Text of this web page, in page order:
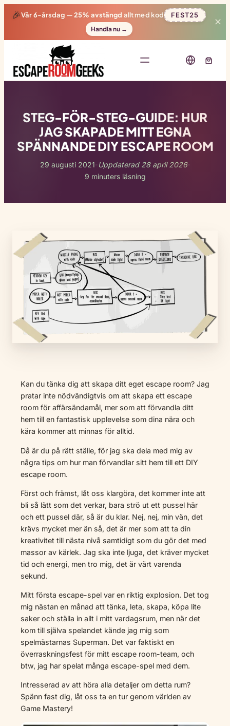
🎉Vår 6-årsdag —25% avstängd allt med kod FEST25
Handla nu →
✕
STEG-FÖR-STEG-GUIDE: HUR
JAG SKAPADE MITT EGNA
SPÄNNANDE DIY ESCAPE ROOM
29 augusti 2021- Uppdaterad 28 april 2026-
9 minuters läsning
Kan du tänka dig att skapa ditt eget escape room? Jag
pratar inte nödvändigtvis om att skapa ett escape
room för affärsändamål, mer som att förvandla ditt
hem till en fantastisk upplevelse som dina nära och
kära kommer att minnas för alltid.
Då är du på rätt ställe, för jag ska dela med mig av
några tips om hur man förvandlar sitt hem till ett DIY
escape room.
Först och främst, låt oss klargöra, det kommer inte att
bli så lätt som det verkar, bara strö ut ett pussel här
och ett pussel där, så är du klar. Nej, nej, min vän, det
krävs mycket mer än så, det är mer som att ta din
kreativitet till nästa nivå samtidigt som du gör det med
massor av kärlek. Jag ska inte ljuga, det kräver mycket
tid och energi, men tro mig, det är värt varenda
sekund.
Mitt första escape-spel var en riktig explosion. Det tog
mig nästan en månad att tänka, leta, skapa, köpa lite
saker och ställa in allt i mitt vardagsrum, men när det
kom till själva spelandet kände jag mig som
spelmästarnas Superman. Det var faktiskt en
överraskningsfest för mitt escape room-team, och
btw, jag har spelat många escape-spel med dem.
Intresserad av att höra alla detaljer om detta rum?
Spänn fast dig, låt oss ta en tur genom världen av
Game Mastery!